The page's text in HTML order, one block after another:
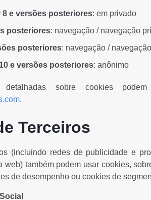
8 e versões posteriores: em privado
posteriores: navegação / navegação
posteriores: navegação /
e versões posteriores: anônimo
detalhadas sobre cookies
.
Terceiros
(incluindo redes de publicidade e
web) também podem usar cookies,
de desempenho ou cookies de